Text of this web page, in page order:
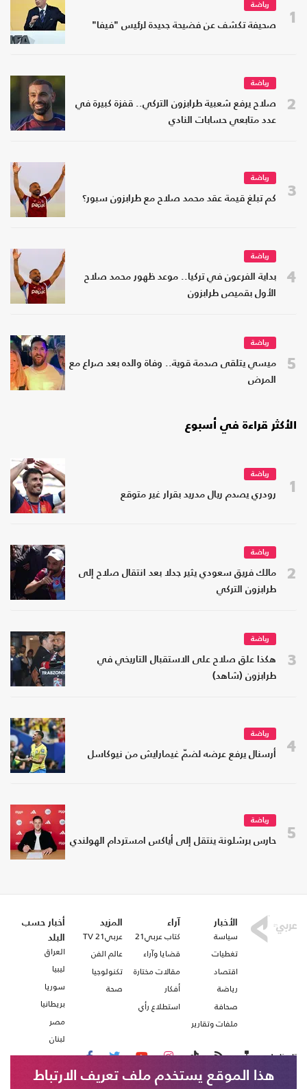
1
رياضة
صحيفة تكشف عن فضيحة جديدة لرئيس "فيفا"
2
رياضة
صلاح يرفع شعبية طرابزون التركي.. قفزة كبيرة في
عدد متابعي حسابات النادي
3
رياضة
كم تبلغ قيمة عقد محمد صلاح مع طرابزون سبور؟
4
رياضة
بداية الفرعون في تركيا.. موعد ظهور محمد صلاح
الأول بقميص طرابزون
5
رياضة
ميسي يتلقى صدمة قوية.. وفاة والده بعد صراع مع
المرض
الأكثر قراءة في أسبوع
1
رياضة
رودري يصدم ريال مدريد بقرار غير متوقع
2
رياضة
مالك فريق سعودي يثير جدلا بعد انتقال صلاح إلى
طرابزون التركي
3
رياضة
هكذا علق صلاح على الاستقبال التاريخي في
طرابزون (شاهد)
4
رياضة
أرسنال يرفع عرضه لضمّ غيمارايش من نيوكاسل
5
رياضة
حارس برشلونة ينتقل إلى أياكس امستردام الهولندي
الأخبار
سياسة
تغطيات
اقتصاد
رياضة
صحافة
ملفات وتقارير
آراء
كتاب عربي21
قضايا وآراء
مقالات مختارة
أفكار
استطلاع رأي
المزيد
عربي21 TV
عالم الفن
تكنولوجيا
صحة
أخبار حسب
البلد
العراق
ليبيا
سوريا
بريطانيا
مصر
لبنان
تابعنا على
هذا الموقع يستخدم ملف تعريف الارتباط